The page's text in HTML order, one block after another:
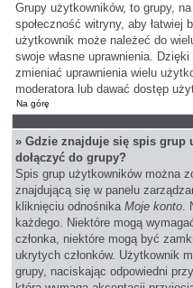
Grupy użytkowników, to grupy,
społeczność witryny, aby łatwiej
użytkownik może należeć do
swoje własne uprawnienia.
zmieniać uprawnienia wielu
moderatora lub dawać dostęp
Na górę
» Gdzie znajduje się spis grup
dołączyć do grupy?
Spis grup użytkowników można
znajdującą się w panelu
kliknięciu odnośnikaMoje konto.
każdego. Niektóre mogą
członka, niektóre mogą być
ukrytych członków. Użytkownik
grupy, naciskając odpowiedni